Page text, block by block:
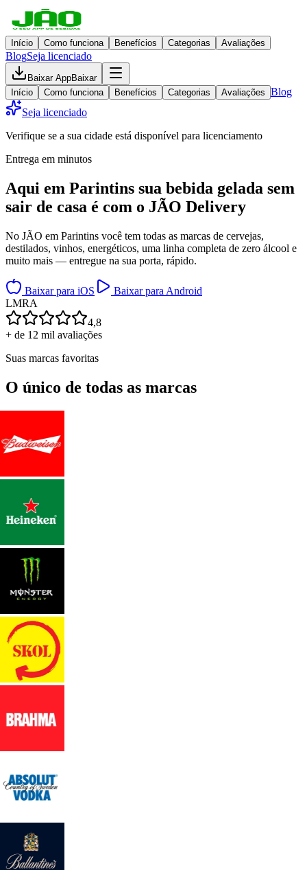
Início Como funciona Benefícios Categorias Avaliações
BlogSeja licenciado
Baixar AppBaixar
Início
Como funciona Benefícios Categorias Avaliações Blog
Seja licenciado
Verifique se a sua cidade está disponível para licenciamento
Entrega em minutos
Aqui em Parintins sua bebida gelada sem
sair de casa é com o JÃO Delivery
No JÃO em Parintins você tem todas as marcas de cervejas,
destilados, vinhos, energéticos, uma linha completa de zero álcool e
muito mais — entregue na sua porta, rápido.
Baixar para iOS
Baixar para Android
LMRA
4,8
+ de 12 mil avaliações
Suas marcas favoritas
O único de todas as marcas